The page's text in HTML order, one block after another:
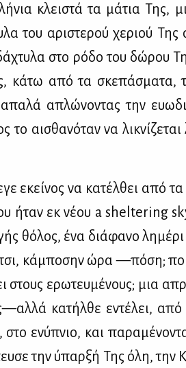
κλει­στά τα μά­τια Της,
του αρι­στε­ρού χε­ριού
στο ρό­δο του δώ­ρου
κά­τω από τα σκε­πά­σμα­τα,
απα­λά απλώ­νο­ντας την
το αι­σθα­νό­ταν να λι­κνί­ζε­ται
εκεί­νος να κα­τέλ­θει από
ήταν εκ νέ­ου a sheltering
θό­λος, ένα διά­φα­νο
κά­μπο­σην ώρα —πό­ση;
στους ερω­τευ­μέ­νους; μια
κα­τήλ­θε εντέ­λει,
στο ενύ­πνιο, και
την ύπαρ­ξή Της όλη, την